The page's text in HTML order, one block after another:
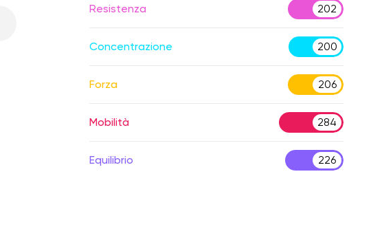
Resistenza 202
Concentrazione 200
Forza 206
Mobilità 284
Equilibrio 226